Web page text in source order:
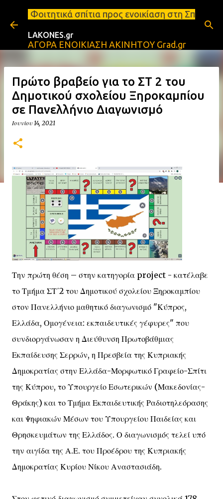
Μετάβαση στο κύριο περιεχόμενο
προς ενοικίαση στη Σπάρτη Ενοικιάσεις
LAKONES.gr
ΑΓΟΡΑ ΕΝΟΙΚΙΑΣΗ ΑΚΙΝΗΤΟΥ Grad.gr
Πρώτο βραβείο για το ΣΤ 2 του
Δημοτικού σχολείου Ξηροκαμπίου
σε Πανελλήνιο Διαγωνισμό
Ιουνίου 14, 2021
Την πρώτη θέση – στην κατηγορία project - κατέλαβε
το Τμήμα ΣΤ΄2 του Δημοτικού σχολείου Ξηροκαμπίου
στον Πανελλήνιο μαθητικό διαγωνισμό "Κύπρος,
Ελλάδα, Ομογένεια: εκπαιδευτικές γέφυρες" που
συνδιοργάνωσαν η Διεύθυνση Πρωτοβάθμιας
Εκπαίδευσης Σερρών, η Πρεσβεία της Κυπριακής
Δημοκρατίας στην Ελλάδα-Μορφωτικό Γραφείο-Σπίτι
της Κύπρου, το Υπουργείο Εσωτερικών (Μακεδονίας-
Θράκης) και το Τμήμα Εκπαιδευτικής Ραδιοτηλεόρασης
και Ψηφιακών Μέσων του Υπουργείου Παιδείας και
Θρησκευμάτων της Ελλάδος. Ο διαγωνισμός τελεί υπό
την αιγίδα της Α.Ε. του Προέδρου της Κυπριακής
Δημοκρατίας Κυρίου Νίκου Αναστασιάδη.